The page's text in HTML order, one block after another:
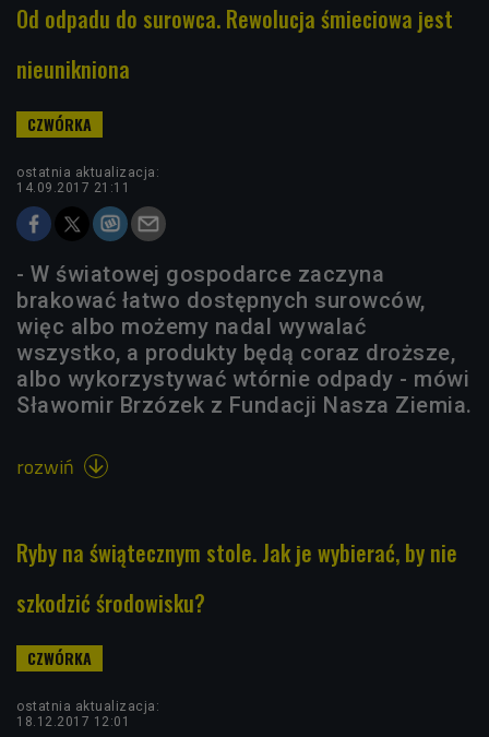
Od odpadu do surowca. Rewolucja śmieciowa jest
nieunikniona
ostatnia aktualizacja:
14.09.2017 21:11
- W światowej gospodarce zaczyna
brakować łatwo dostępnych surowców,
więc albo możemy nadal wywalać
wszystko, a produkty będą coraz droższe,
albo wykorzystywać wtórnie odpady - mówi
Sławomir Brzózek z Fundacji Nasza Ziemia.
rozwiń 
Ryby na świątecznym stole. Jak je wybierać, by nie
szkodzić środowisku?
ostatnia aktualizacja:
18.12.2017 12:01